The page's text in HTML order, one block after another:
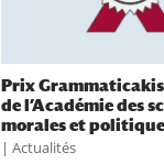
Prix
de l’Académie des
morales et
Actualités